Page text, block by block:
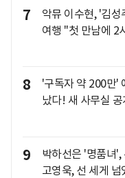
7
악뮤 이수현, '김
여행 "첫 만남에 2
8
'구독자 약 200만'
났다! 새 사무실
9
박하선은 '명품녀
고영욱, 선 세게 넘